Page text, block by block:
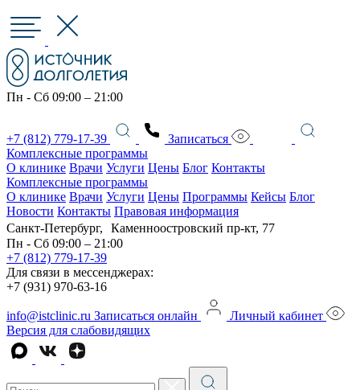
Пн - Сб 09:00 – 21:00
+7 (812) 779-17-39
Записаться
Комплексные программы
О клинике Врачи Услуги Цены Блог Контакты
Комплексные программы
О клинике Врачи Услуги Цены Программы Кейсы Блог
Новости Контакты Правовая информация
Санкт-Петербург, Каменноостровский пр-кт, 77
Пн - Сб 09:00 – 21:00
+7 (812) 779-17-39
Для связи в мессенджерах:
+7 (931) 970-63-16
info@istclinic.ru Записаться онлайн
Личный кабинет
Версия для слабовидящих